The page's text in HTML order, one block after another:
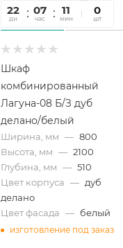
22
дн
07
час
11
мин
26
сек
0
шт
Шкаф
комбинированный
Лагуна-08 Б/З дуб
делано/белый
Ширина, мм — 800
Высота, мм — 2100
Глубина, мм — 510
Цвет корпуса — дуб
делано
Цвет фасада — белый
изготовление под заказ